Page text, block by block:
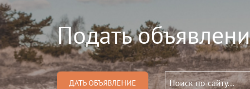
Подать
ДАТЬ ОБЪЯВЛЕНИЕ